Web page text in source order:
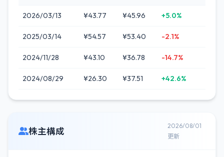
2026/03/13 ¥43.77 ¥45.96 +5.0%
2025/03/14 ¥54.57 ¥53.40 -2.1%
2024/11/28 ¥43.10 ¥36.78 -14.7%
2024/08/29 ¥26.30 ¥37.51 +42.6%
株主構成
2026/08/01
更新